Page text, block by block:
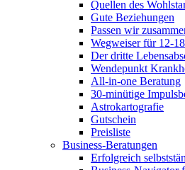
Quellen des
Gute Beziehungen
Passen wir
Wegweiser für 12-
Der dritte
Wendepunkt
All-in-one Beratung
30-minütige
Astrokartografie
Gutschein
Preisliste
Business-Beratungen
Erfolgreich